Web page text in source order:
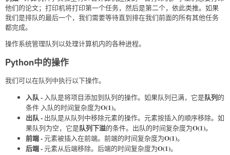
他们的论文；打印机将打印第一个任务，然后是第二个，依此类推。如果
我们是排队的最后一个，我们需要等待直到排在我们前面的所有其他任务
都完成。
操作系统管理队列以处理计算机内的各种进程。
Python中的操作
我们可以在队列中执行以下操作。
入队 - 入队是将项目添加到队列的操作。如果队列已满，它是队列的
条件 入队的时间复杂度为O(1)。
出队 - 出队是从队列中移除元素的操作。元素按插入的顺序移除。如
果队列为空，它是队列下溢的条件。出队的时间复杂度为O(1)。
前端 -元素被插入在前端。前端的时间复杂度为O(1)。
后端 -元素从后端移除。后端的时间复杂度为O(1)。